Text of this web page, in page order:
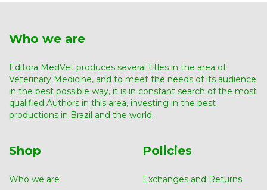
Who we are
Editora MedVet produces several titles in the area of ​​
Veterinary Medicine, and to meet the needs of its audience
in the best possible way, it is in constant search of the most
qualified Authors in this area, investing in the best
productions in Brazil and the world.
Shop
Who we are
Policies
Exchanges and Returns